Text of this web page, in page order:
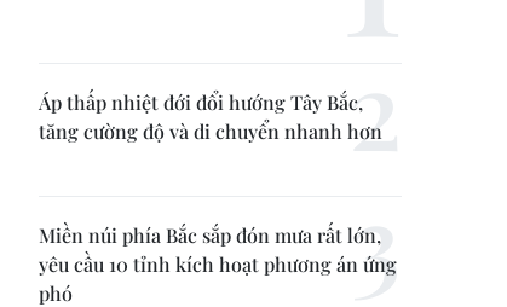
Áp thấp nhiệt đới đổi hướng Tây Bắc,
tăng cường độ và di chuyển nhanh hơn
Miền núi phía Bắc sắp đón mưa rất lớn,
yêu cầu 10 tỉnh kích hoạt phương án ứng
phó